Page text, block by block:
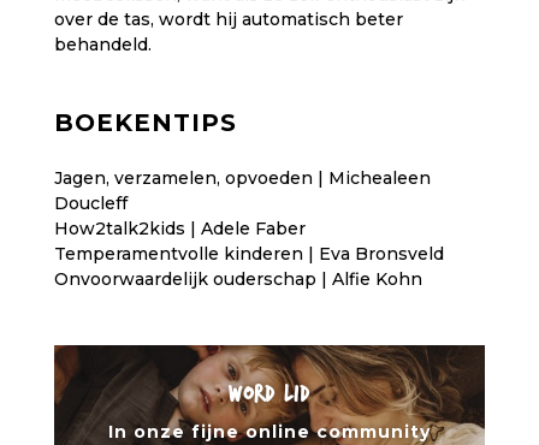
over de tas, wordt hij automatisch beter
behandeld.
BOEKENTIPS
Jagen, verzamelen, opvoeden | Michealeen
Doucleff
How2talk2kids | Adele Faber
Temperamentvolle kinderen | Eva Bronsveld
Onvoorwaardelijk ouderschap | Alfie Kohn
WORD LID
In onze fijne online community